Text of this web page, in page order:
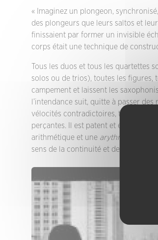
« Imaginez un plongeon,
des plongeurs que leurs saltos et
finissaient par former un invisible
corps était une technique de
Tous les duos et tous les quartettes
solos ou de trios), toutes les figures,
campement et laissent les
l’intendance suit, quitte à passer
vélocités contradictoires, tandis que
perçantes. Il est patent et éclatant
arithmétique et une arythmétique
:
sens de la continuité et de la